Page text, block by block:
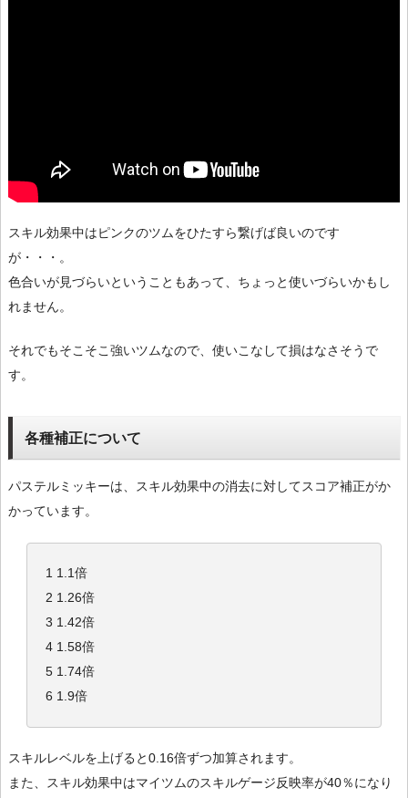
スキル効果中はピンクのツムをひたすら繋げば良いのです
が・・・。
色合いが見づらいということもあって、ちょっと使いづらいかもし
れません。
それでもそこそこ強いツムなので、使いこなして損はなさそうで
す。
各種補正について
パステルミッキーは、スキル効果中の消去に対してスコア補正がか
かっています。
1 1.1倍
2 1.26倍
3 1.42倍
4 1.58倍
5 1.74倍
6 1.9倍
スキルレベルを上げると0.16倍ずつ加算されます。
また、スキル効果中はマイツムのスキルゲージ反映率が40％になり